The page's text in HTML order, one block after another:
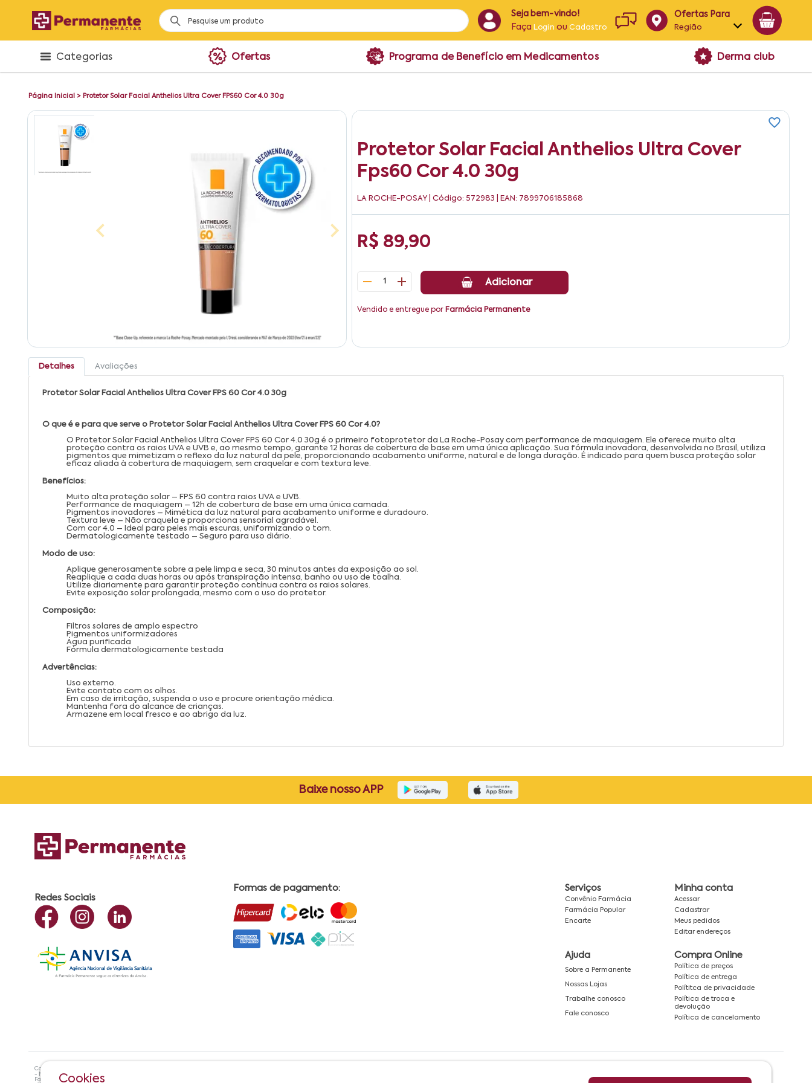
Seja bem-vindo!
Faça Login ouCadastro
Ofertas Para
Região
Alagoas
Categorias Ofertas Programa de Benefício em Medicamentos Derma club
Página Inicial > Protetor Solar Facial Anthelios Ultra Cover FPS60 Cor 4.0 30g
Protetor Solar Facial Anthelios Ultra Cover
Fps60 Cor 4.0 30g
LA ROCHE-POSAY | Código: 572983 | EAN: 7899706185868
R$ 89,90
1 Adicionar
Vendido e entregue por Farmácia Permanente
Detalhes Avaliações
Protetor Solar Facial Anthelios Ultra Cover FPS 60 Cor 4.0 30g
O que é e para que serve o Protetor Solar Facial Anthelios Ultra Cover FPS 60 Cor 4.0?
O Protetor Solar Facial Anthelios Ultra Cover FPS 60 Cor 4.0 30g é o primeiro fotoprotetor da La Roche-Posay com performance de maquiagem. Ele oferece muito alta
proteção contra os raios UVA e UVB e, ao mesmo tempo, garante 12 horas de cobertura de base em uma única aplicação. Sua fórmula inovadora, desenvolvida no Brasil, utiliza
pigmentos que mimetizam o reflexo da luz natural da pele, proporcionando acabamento uniforme, natural e de longa duração. É indicado para quem busca proteção solar
eficaz aliada à cobertura de maquiagem, sem craquelar e com textura leve.
Benefícios:
Muito alta proteção solar – FPS 60 contra raios UVA e UVB.
Performance de maquiagem – 12h de cobertura de base em uma única camada.
Pigmentos inovadores – Mimética da luz natural para acabamento uniforme e duradouro.
Textura leve – Não craquela e proporciona sensorial agradável.
Com cor 4.0 – Ideal para peles mais escuras, uniformizando o tom.
Dermatologicamente testado – Seguro para uso diário.
Modo de uso:
Aplique generosamente sobre a pele limpa e seca, 30 minutos antes da exposição ao sol.
Reaplique a cada duas horas ou após transpiração intensa, banho ou uso de toalha.
Utilize diariamente para garantir proteção contínua contra os raios solares.
Evite exposição solar prolongada, mesmo com o uso do protetor.
Composição:
Filtros solares de amplo espectro
Pigmentos uniformizadores
Água purificada
Fórmula dermatologicamente testada
Advertências:
Uso externo.
Evite contato com os olhos.
Em caso de irritação, suspenda o uso e procure orientação médica.
Mantenha fora do alcance de crianças.
Armazene em local fresco e ao abrigo da luz.
Cookies
Baixe nosso APP
Redes Sociais
Formas de pagamento: Serviços
Convênio Farmácia
Farmácia Popular
Encarte
Minha conta
Acessar
Cadastrar
Meus pedidos
Editar endereços
Ajuda
Sobre a Permanente
Nossas Lojas
Trabalhe conosco
Fale conosco
Compra Online
Política de preços
Política de entrega
Polítitca de privacidade
Política de troca e
devolução
Política de cancelamento
Copyright ©? 2021 Farmácias Permanente - Todos os direitos reservados. RAZÃO SOCIAL | COMERCIAL DRUGSTORE|CNPJ: 05.230.009/0009-60 | End: Av. Tomas Espindola nº 630 - Farol
- Maceió - AL| CEP:57.051-000 Farmacêutica Responsável: Maria Cristiene de Oliveira Alves, CRF/AL Nº 2558 OBS: Preços exclusivos para produtos comercializados na Loja Virtual da
Farmácias Permanente | Horário de Atendimento: De Segunda à Sexta das 8h00 às 17h30 Email: